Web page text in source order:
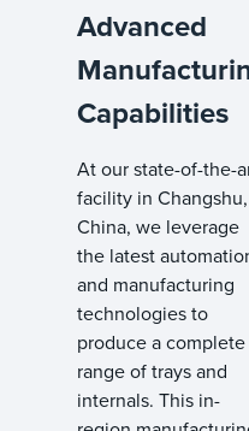
Advanced
Capabilities
At our state-of-the-
facility in Changshu,
China, we leverage
the latest
and manufacturing
technologies to
produce a complete
range of trays and
internals. This in-